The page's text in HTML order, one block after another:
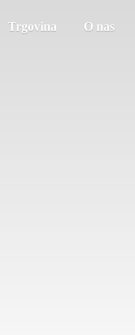
Trgovina O nas